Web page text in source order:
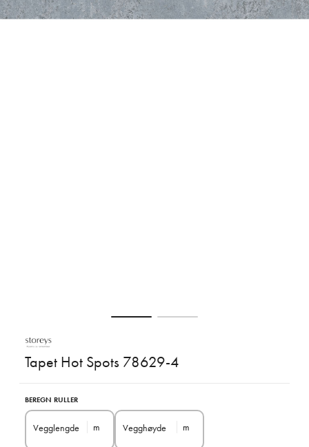
Tapet Hot Spots 78629-4
BEREGN RULLER
Vegglengde m Vegghøyde m